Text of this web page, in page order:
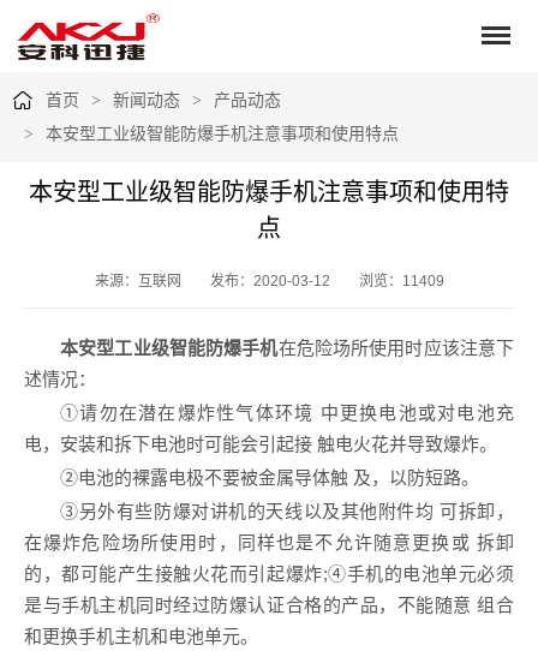
首页 新闻动态
产品动态
本安型工业级智能防爆手机注意事项和使用特点
本安型工业级智能防爆手机注意事项和使用特
点
来源：互联网 发布：2020-03-12 浏览：11409
本安型工业级智能防爆手机在危险场所使用时应该注意下
述情况：
①请勿在潜在爆炸性气体环境 中更换电池或对电池充
电，安装和拆下电池时可能会引起接 触电火花并导致爆炸。
②电池的裸露电极不要被金属导体触 及，以防短路。
③另外有些防爆对讲机的天线以及其他附件均 可拆卸，
在爆炸危险场所使用时，同样也是不允许随意更换或 拆卸
的，都可能产生接触火花而引起爆炸;④手机的电池单元必须
是与手机主机同时经过防爆认证合格的产品，不能随意 组合
和更换手机主机和电池单元。